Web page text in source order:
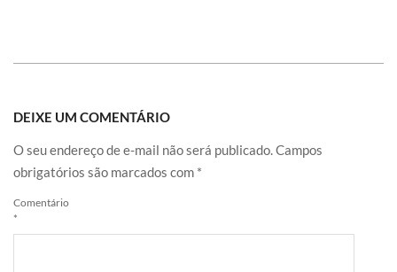
DEIXE UM COMENTÁRIO
O seu endereço de e-mail não será publicado.Campos
obrigatórios são marcados com *
Comentário
*